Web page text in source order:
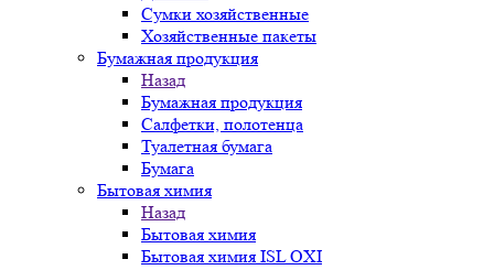
Сумки хозяйственные
Хозяйственные пакеты
Бумажная продукция
Назад
Бумажная продукция
Салфетки, полотенца
Туалетная бумага
Бумага
Бытовая химия
Назад
Бытовая химия
Бытовая химия ISL OXI